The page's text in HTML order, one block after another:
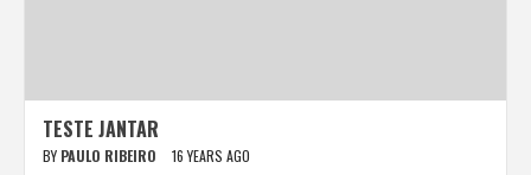
TESTE JANTAR
BY PAULO RIBEIRO 16 YEARS AGO